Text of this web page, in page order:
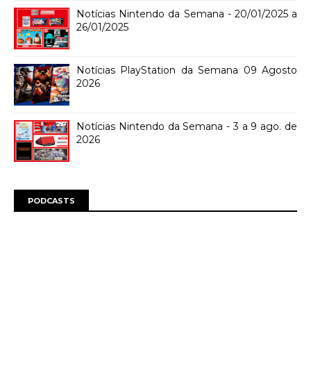
Notícias Nintendo da Semana - 20/01/2025 a
26/01/2025
Notícias PlayStation da Semana 09 Agosto
2026
Notícias Nintendo da Semana - 3 a 9 ago. de
2026
PODCASTS